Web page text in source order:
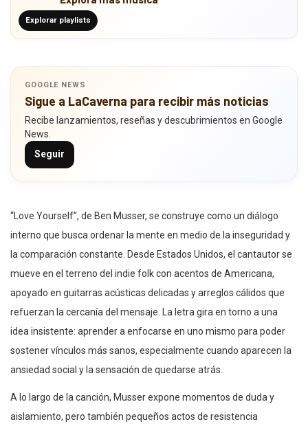
Explorar playlists
GOOGLE NEWS
Sigue a LaCaverna para recibir más noticias
Recibe lanzamientos, reseñas y descubrimientos en Google
News.
Seguir
“Love Yourself”, de Ben Musser, se construye como un diálogo
interno que busca ordenar la mente en medio de la inseguridad y
la comparación constante. Desde Estados Unidos, el cantautor se
mueve en el terreno del indie folk con acentos de Americana,
apoyado en guitarras acústicas delicadas y arreglos cálidos que
refuerzan la cercanía del mensaje. La letra gira en torno a una
idea insistente: aprender a enfocarse en uno mismo para poder
sostener vínculos más sanos, especialmente cuando aparecen la
ansiedad social y la sensación de quedarse atrás.
A lo largo de la canción, Musser expone momentos de duda y
aislamiento, pero también pequeños actos de resistencia